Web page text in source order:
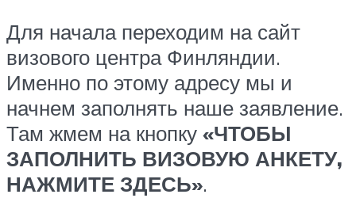
Для начала переходим на сайт
визового центра Финляндии.
Именно по этому адресу мы и
начнем заполнять наше заявление.
Там жмем на кнопку «ЧТОБЫ
ЗАПОЛНИТЬ ВИЗОВУЮ АНКЕТУ,
НАЖМИТЕ ЗДЕСЬ».